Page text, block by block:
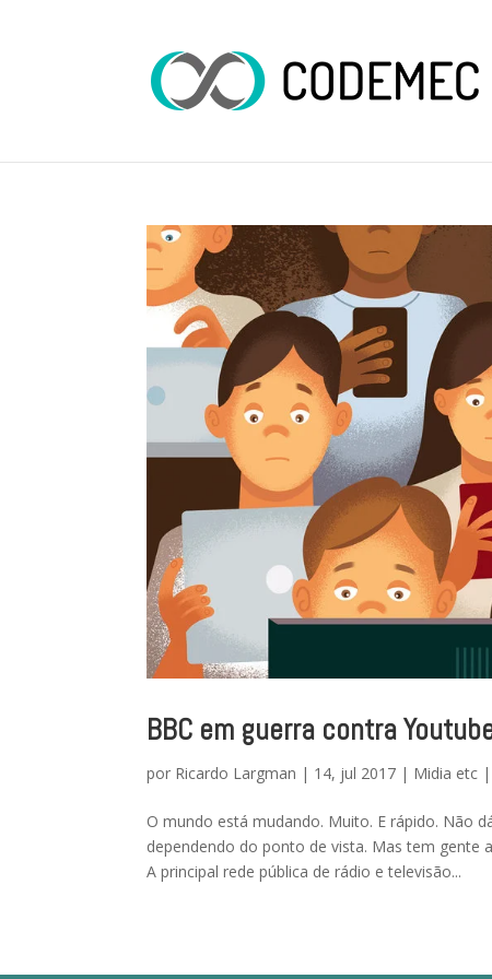
BBC em guerra contra
por Ricardo Largman | 14, jul 2017 | Midia etc |
O mundo está mudando. Muito. E rápido. Não
dependendo do ponto de vista. Mas tem gente
A principal rede pública de rádio e televisão...